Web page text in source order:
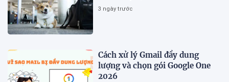
3 ngày trước
Cách xử lý Gmail đầy dung
lượng và chọn gói Google One
2026